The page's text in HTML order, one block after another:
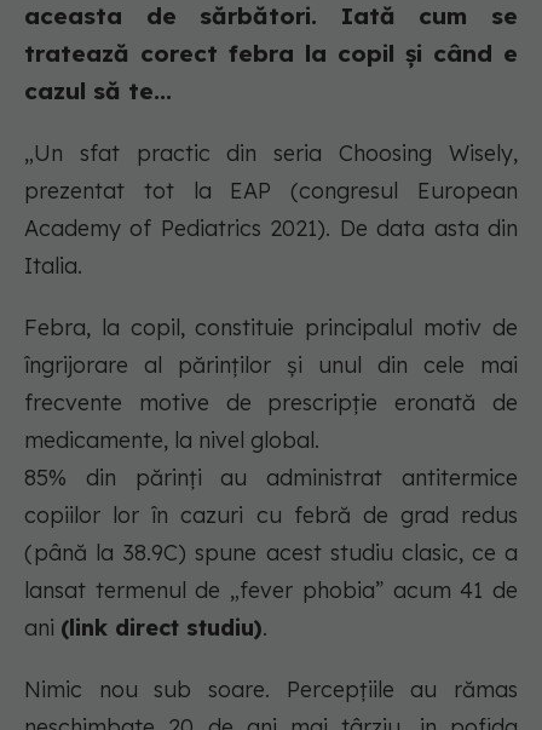
aceasta de sărbători. Iată cum se
tratează corect febra la copil și când e
cazul să te...
„Un sfat practic din seria Choosing Wisely,
prezentat tot la EAP (congresul European
Academy of Pediatrics 2021). De data asta din
Italia.
Febra, la copil, constituie principalul motiv de
îngrijorare al părinților și unul din cele mai
frecvente motive de prescripție eronată de
medicamente, la nivel global.
85% din părinți au administrat antitermice
copiilor lor în cazuri cu febră de grad redus
(până la 38.9C) spune acest studiu clasic, ce a
lansat termenul de „fever phobia” acum 41 de
ani (link direct studiu).
Nimic nou sub soare. Percepțiile au rămas